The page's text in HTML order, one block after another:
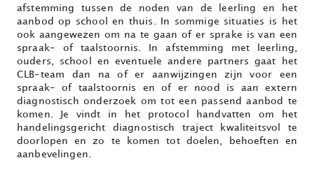
afstemming tussen de noden van de leerling en het
aanbod op school en thuis. In sommige situaties is het
ook aangewezen om na te gaan of er sprake is van een
spraak- of taalstoornis. In afstemming met leerling,
ouders, school en eventuele andere partners gaat het
CLB-team dan na of er aanwijzingen zijn voor een
spraak- of taalstoornis en of er nood is aan extern
diagnostisch onderzoek om tot een passend aanbod te
komen. Je vindt in het protocol handvatten om het
handelingsgericht diagnostisch traject kwaliteitsvol te
doorlopen en zo te komen tot doelen, behoeften en
aanbevelingen.